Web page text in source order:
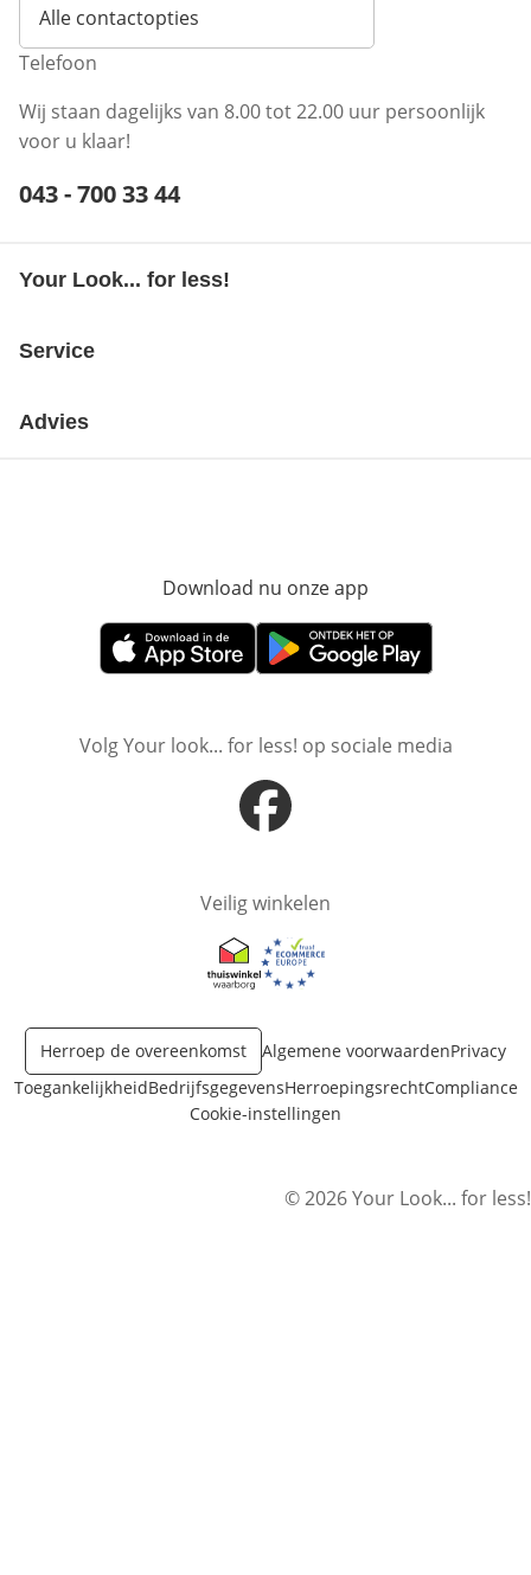
Alle contactopties
Telefoon
Wij staan dagelijks van 8.00 tot 22.00 uur persoonlijk
voor u klaar!
Telefoonnummer:
043 - 700 33 44
Your Look... for less!
Service
Advies
Download nu onze app
Opent in nieuw vensterOpent in nieuw venster
Volg Your look... for less! op sociale media
Opent in nieuw venster
Veilig winkelen
Opent in nieuw venster
Opent in nieuw venster
Herroep de overeenkomst Algemene voorwaardenPrivacy
ToegankelijkheidBedrijfsgegevensHerroepingsrechtCompliance
Cookie-instellingen
© 2026 Your Look... for less!